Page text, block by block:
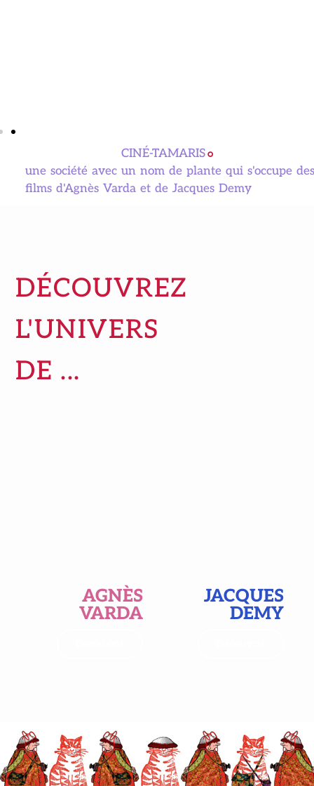
CINÉ-TAMARIS
une société avec un nom de plante qui s'occupe
films d'Agnès Varda et de Jacques Demy
DÉCOUVREZ
L'UNIVERS
DE ...
AGNÈS
VARDA
JACQUES
DEMY